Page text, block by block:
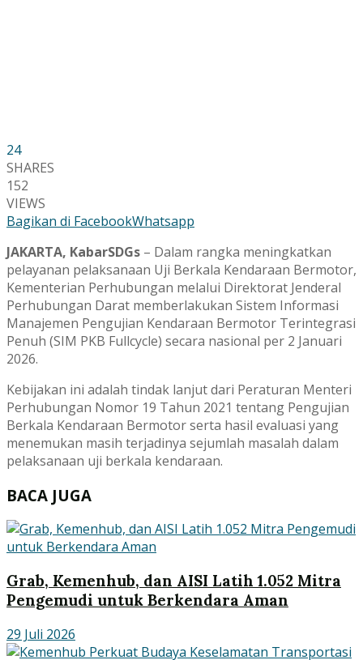
24
SHARES
152
VIEWS
Bagikan di FacebookWhatsapp
JAKARTA, KabarSDGs – Dalam rangka meningkatkan
pelayanan pelaksanaan Uji Berkala Kendaraan Bermotor,
Kementerian Perhubungan melalui Direktorat Jenderal
Perhubungan Darat memberlakukan Sistem Informasi
Manajemen Pengujian Kendaraan Bermotor Terintegrasi
Penuh (SIM PKB Fullcycle) secara nasional per 2 Januari
2026.
Kebijakan ini adalah tindak lanjut dari Peraturan Menteri
Perhubungan Nomor 19 Tahun 2021 tentang Pengujian
Berkala Kendaraan Bermotor serta hasil evaluasi yang
menemukan masih terjadinya sejumlah masalah dalam
pelaksanaan uji berkala kendaraan.
BACA JUGA
Grab, Kemenhub, dan AISI Latih 1.052 Mitra
Pengemudi untuk Berkendara Aman
29 Juli 2026